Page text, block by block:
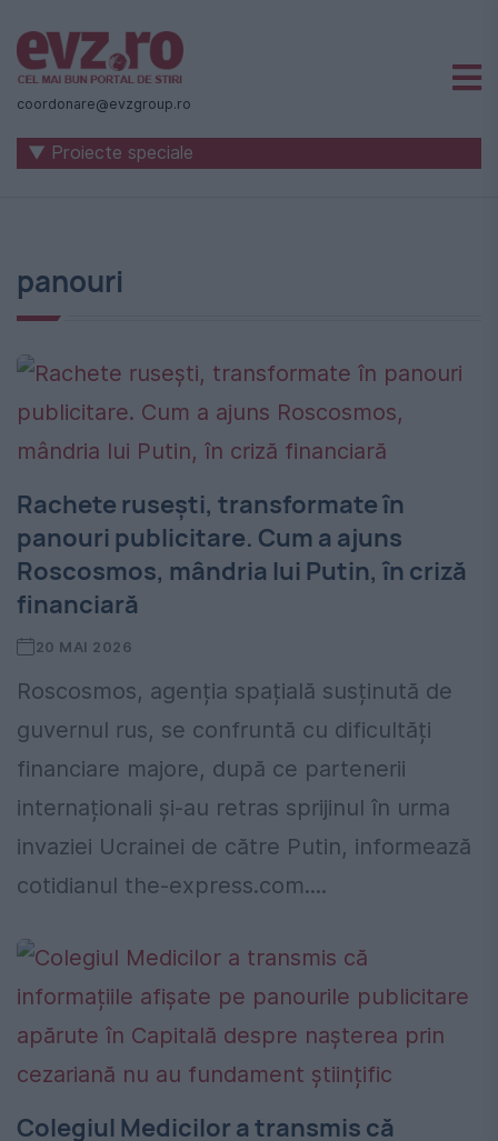
Știri
naționale
internaționale
-
Evenimentul
Zilei
coordonare@evzgroup.ro
▼ Proiecte speciale
panouri
Rachete rusești, transformate în
panouri publicitare. Cum a ajuns
Roscosmos, mândria lui Putin, în criză
financiară
20 MAI 2026
Roscosmos, agenția spațială susținută de
guvernul rus, se confruntă cu dificultăți
financiare majore, după ce partenerii
internaționali și-au retras sprijinul în urma
invaziei Ucrainei de către Putin, informează
cotidianul the-express.com....
Colegiul Medicilor a transmis că